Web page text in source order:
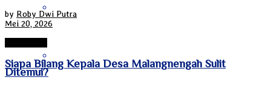
by Roby Dwi Putra
Mei 20, 2026
Siapa Bilang Kepala Desa Malangnengah Sulit
Ditemui?